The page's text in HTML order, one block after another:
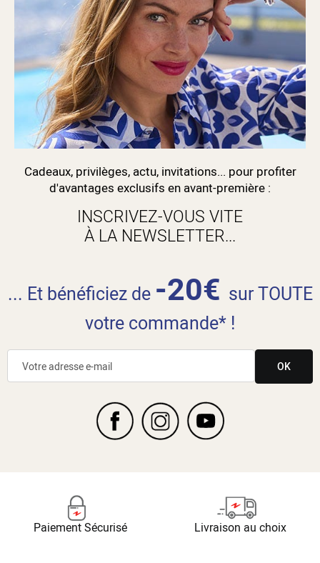
Cadeaux, privilèges, actu, invitations... pour profiter
d'avantages exclusifs en avant-première :
INSCRIVEZ-VOUS VITE
À LA NEWSLETTER...
... Et bénéficiez de -20€ sur TOUTE
votre commande* !
OK
Paiement Sécurisé Livraison au choix